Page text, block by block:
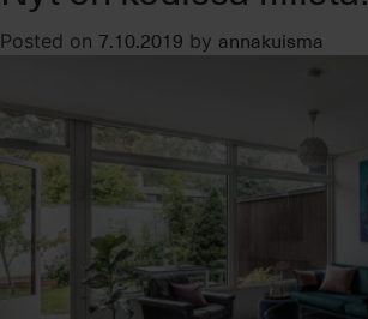
saaristomaisemissa
Posted on 7.10.2019 by annakuisma